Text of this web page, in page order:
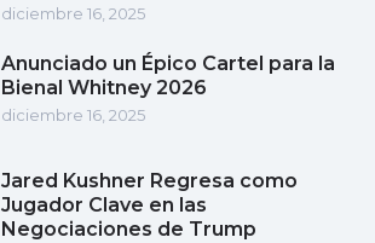
diciembre 16, 2025
Anunciado un Épico Cartel para la
Bienal Whitney 2026
diciembre 16, 2025
Jared Kushner Regresa como
Jugador Clave en las
Negociaciones de Trump